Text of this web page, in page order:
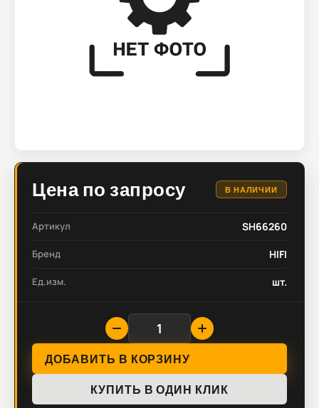
Цена по запросу В НАЛИЧИИ
Артикул SH66260
Бренд HIFI
Ед.изм. шт.
ДОБАВИТЬ В КОРЗИНУ
КУПИТЬ В ОДИН КЛИК